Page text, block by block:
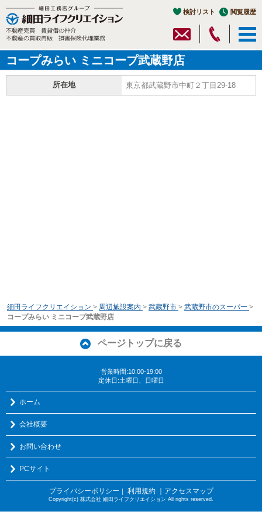
検討リスト 閲覧履歴
コープみらい ミニコープ武蔵野店
所在地 東京都武蔵野市中町２丁目29-18
細田ライフクリエイション > 周辺施設案内 > 武蔵野市 > 武蔵野市のスーパー >
コープみらい ミニコープ武蔵野店
ページトップに戻る
営業時間:10:00-19:00
定休日:土曜日、日曜日
ホーム
会社概要
お問い合わせ
PCサイト
プライバシーポリシー ｜ 利用規約 ｜アクセスマップ
Copyright(c) 株式会社 細田ライフクリエイション All rights reserved.